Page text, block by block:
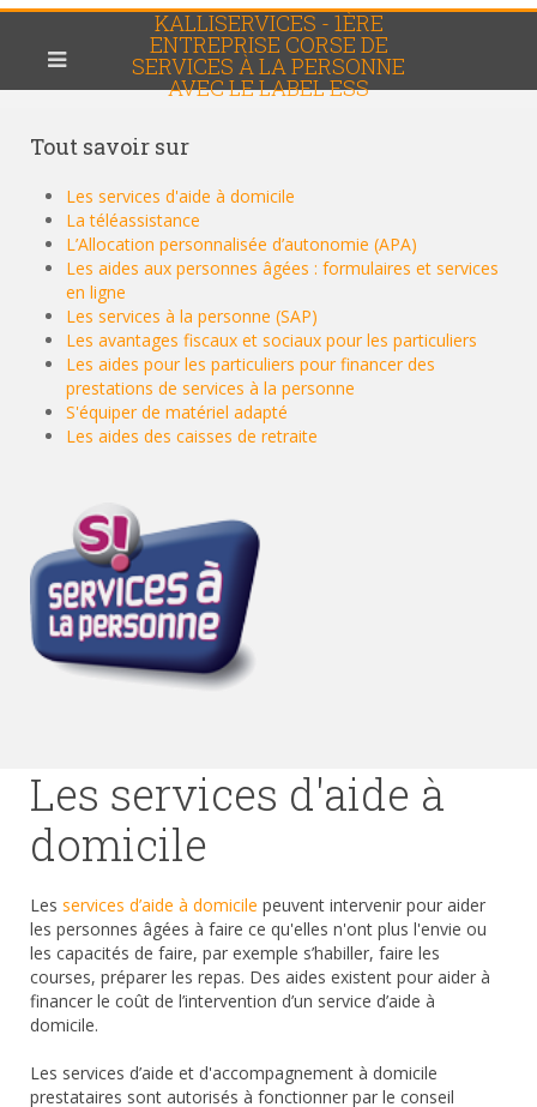
KALLISERVICES - 1ÈRE
ENTREPRISE CORSE DE
SERVICES À LA PERSONNE
AVEC LE LABEL ESS
Tout savoir sur
Les services d'aide à domicile
La téléassistance
L’Allocation personnalisée d’autonomie (APA)
Les aides aux personnes âgées : formulaires et services
en ligne
Les services à la personne (SAP)
Les avantages fiscaux et sociaux pour les particuliers
Les aides pour les particuliers pour financer des
prestations de services à la personne
S'équiper de matériel adapté
Les aides des caisses de retraite
Les services d'aide à
domicile
Les services d’aide à domicile peuvent intervenir pour aider
les personnes âgées à faire ce qu'elles n'ont plus l'envie ou
les capacités de faire, par exemple s’habiller, faire les
courses, préparer les repas. Des aides existent pour aider à
financer le coût de l’intervention d’un service d’aide à
domicile.
Les services d’aide et d'accompagnement à domicile
prestataires sont autorisés à fonctionner par le conseil